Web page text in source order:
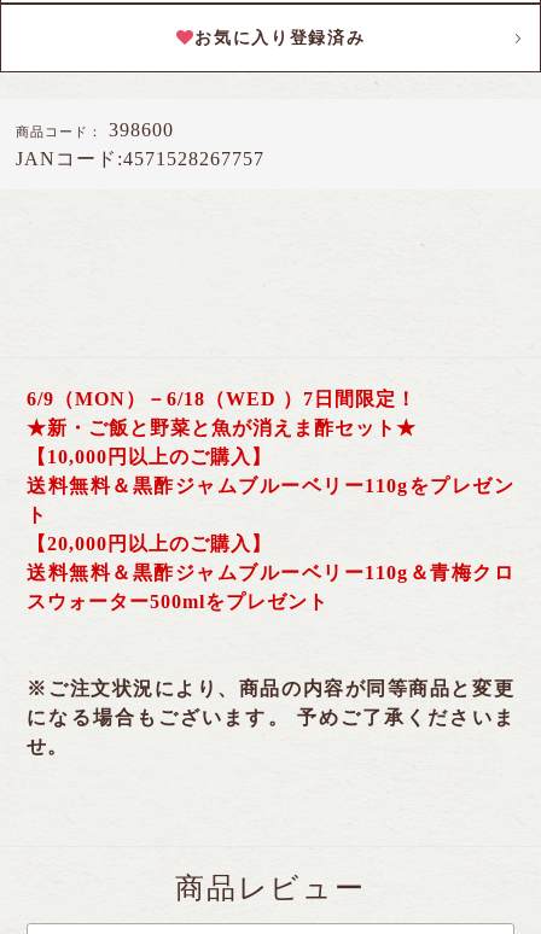
桷志田のこだわり
お気に入り登録済み
商品コード：
398600
JANコード:4571528267757
6/9（MON）－6/18（WED ）7日間限定！
★新・ご飯と野菜と魚が消えま酢セット★
【10,000円以上のご購入】
送料無料＆黒酢ジャムブルーベリー110gをプレゼン
ト
【20,000円以上のご購入】
送料無料＆黒酢ジャムブルーベリー110g＆青梅クロ
スウォーター500mlをプレゼント
※ご注文状況により、商品の内容が同等商品と変更
になる場合もございます。 予めご了承くださいま
せ。
商品レビュー